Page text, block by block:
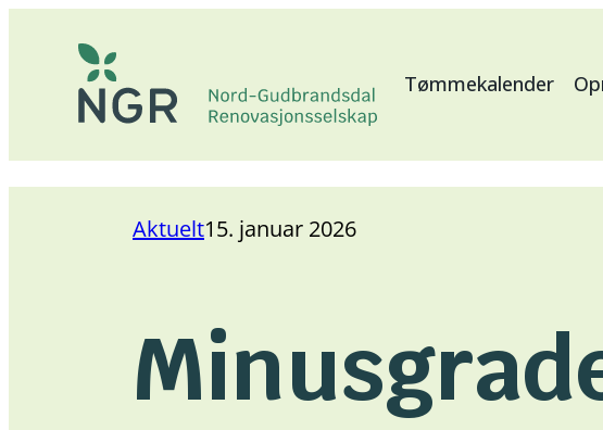
innhold
Tømmekalender
Aktuelt15. januar 2026